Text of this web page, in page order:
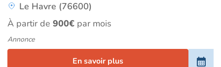
Le Havre (76600)
À partir de 900€ par mois
Annonce
En savoir plus